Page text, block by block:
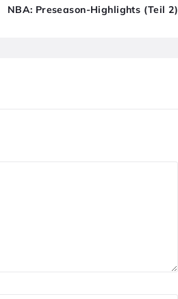
NBA: Preseason-Highlights (Teil 2)